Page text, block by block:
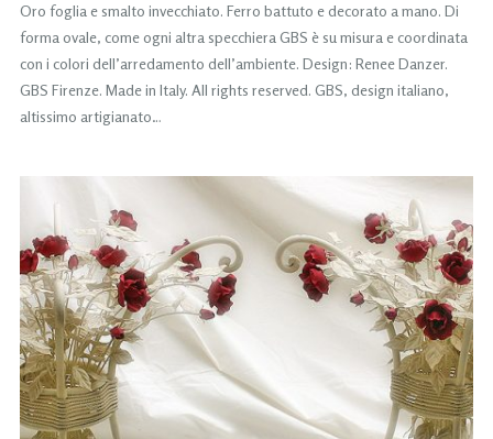
Oro foglia e smalto invecchiato. Ferro battuto e decorato a mano. Di
forma ovale, come ogni altra specchiera GBS è su misura e coordinata
con i colori dell’arredamento dell’ambiente. Design: Renee Danzer.
GBS Firenze. Made in Italy. All rights reserved. GBS, design italiano,
altissimo artigianato…